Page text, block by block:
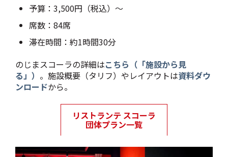
予算：3,500円（税込）～
席数：84席
滞在時間：約1時間30分
のじまスコーラの詳細はこちら（「施設から見
る」） 。施設概要（タリフ）やレイアウトは資料ダウ
ンロードから。